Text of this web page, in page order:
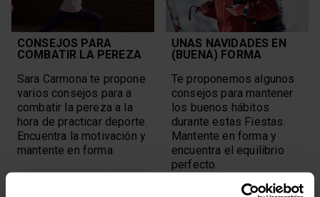
CONSEJOS PARA
COMBATIR LA PEREZA
Sara Carmona te propone
varios consejos para a
combatir la pereza a la
hora de practicar deporte.
Encuentra la motivación y
mantente en forma.
UNAS NAVIDADES EN
(BUENA) FORMA
Te proponemos algunos
consejos para mantener
los buenos hábitos
durante estas Fiestas.
Mantente en forma y
encuentra el equilibrio
perfecto.
ESTADO DE FORMA FITNESS